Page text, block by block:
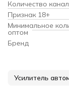
Количество
Признак 18+
Минимальное
оптом
Бренд
Усилитель